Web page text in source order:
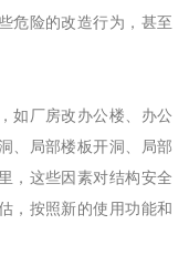
危险的改造行为，甚至
如厂房改办公楼、办公
、局部楼板开洞、局部
，这些因素对结构安全
，按照新的使用功能和